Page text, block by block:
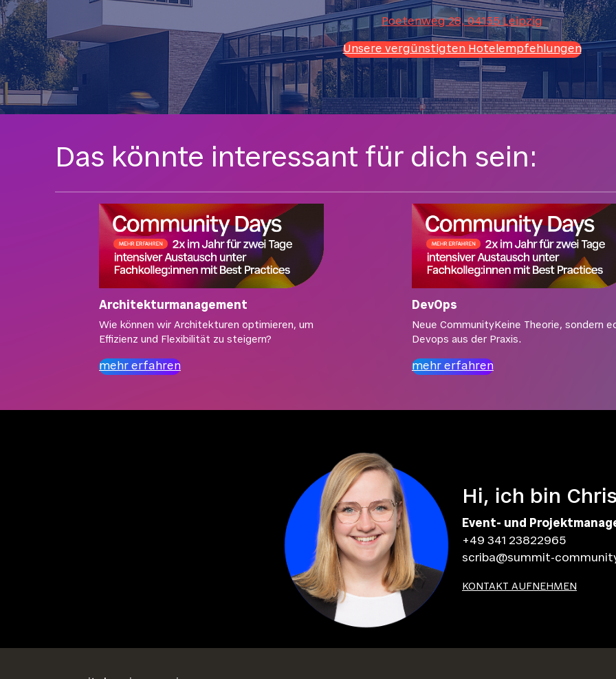
Poetenweg 28, 04155 Leipzig
Unsere vergünstigten Hotelempfehlungen
Das könnte interessant für dich sein:
Architekturmanagement
Wie können wir Architekturen optimieren, um
Effizienz und Flexibilität zu steigern?
mehr erfahren
DevOps
Neue CommunityKeine Theorie, sondern
Devops aus der Praxis.
mehr erfahren
Hi, ich bin
Event- und
+49 341 23822965
scriba@summit-
KONTAKT AUFNEHMEN